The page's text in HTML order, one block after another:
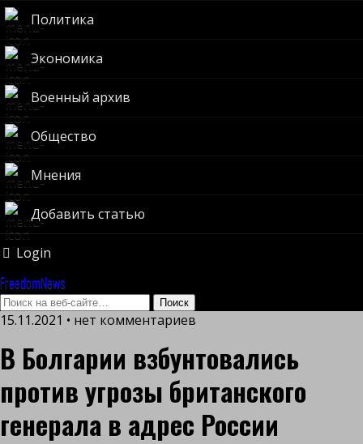
Политика
Экономика
Военный архив
Общество
Мнения
Добавить статью
Login
FreedomNews
15.11.2021 • нет комментариев
В Болгарии взбунтовались
против угрозы британского
генерала в адрес России